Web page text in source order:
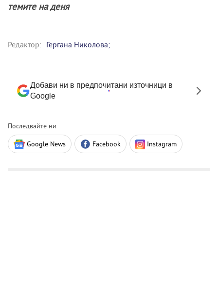
темите на деня
Редактор: Гергана Николова;
Добави ни в предпочитани източници в
Google
Последвайте ни
Google News Facebook Instagram